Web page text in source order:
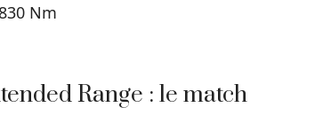
Nm
Range : le match